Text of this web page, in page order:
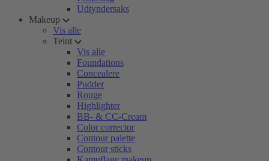
Udtyndersaks
Makeup
Vis alle
Teint
Vis alle
Foundations
Concealere
Pudder
Rouge
Highlighter
BB- & CC-Cream
Color corrector
Contour palette
Contour sticks